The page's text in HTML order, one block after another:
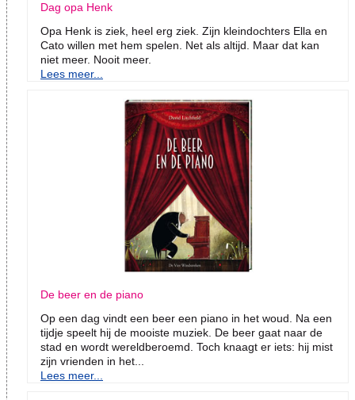
Dag opa Henk
Opa Henk is ziek, heel erg ziek. Zijn kleindochters Ella en
Cato willen met hem spelen. Net als altijd. Maar dat kan
niet meer. Nooit meer.
Lees meer...
De beer en de piano
Op een dag vindt een beer een piano in het woud. Na een
tijdje speelt hij de mooiste muziek. De beer gaat naar de
stad en wordt wereldberoemd. Toch knaagt er iets: hij mist
zijn vrienden in het...
Lees meer...